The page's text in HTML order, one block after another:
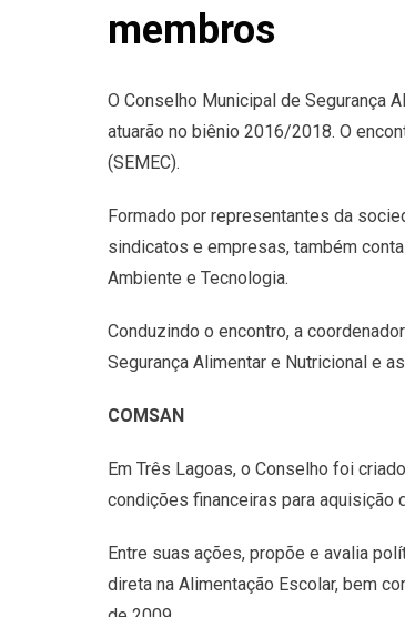
membros
O Conselho Municipal de Segurança
atuarão no biênio 2016/2018. O
(SEMEC).
Formado por representantes da
sindicatos e empresas, também
Ambiente e Tecnologia.
Conduzindo o encontro, a
Segurança Alimentar e Nutricional e
COMSAN
Em Três Lagoas, o Conselho foi
condições financeiras para
Entre suas ações, propõe e avalia
direta na Alimentação Escolar, bem